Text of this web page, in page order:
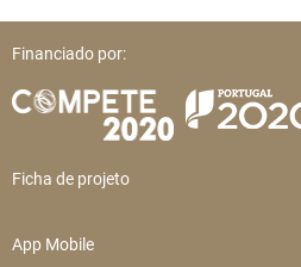
Financiado por:
Ficha de projeto
App Mobile